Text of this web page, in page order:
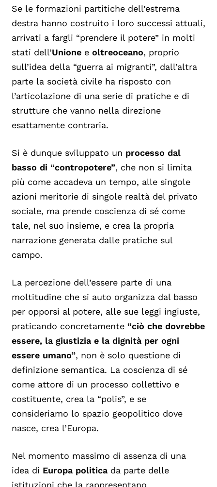
Se le formazioni partitiche dell’estrema
destra hanno costruito i loro successi attuali,
arrivati a fargli “prendere il potere” in molti
stati dell’Unione e oltreoceano, proprio
sull’idea della “guerra ai migranti”, dall’altra
parte la società civile ha risposto con
l’articolazione di una serie di pratiche e di
strutture che vanno nella direzione
esattamente contraria.
Si è dunque sviluppato un processo dal
basso di “contropotere”, che non si limita
più come accadeva un tempo, alle singole
azioni meritorie di singole realtà del privato
sociale, ma prende coscienza di sé come
tale, nel suo insieme, e crea la propria
narrazione generata dalle pratiche sul
campo.
La percezione dell’essere parte di una
moltitudine che si auto organizza dal basso
per opporsi al potere, alle sue leggi ingiuste,
praticando concretamente “ciò che dovrebbe
essere, la giustizia e la dignità per ogni
essere umano”, non è solo questione di
definizione semantica. La coscienza di sé
come attore di un processo collettivo e
costituente, crea la “polis”, e se
consideriamo lo spazio geopolitico dove
nasce, crea l’Europa.
Nel momento massimo di assenza di una
idea di Europa politica da parte delle
istituzioni che la rappresentano